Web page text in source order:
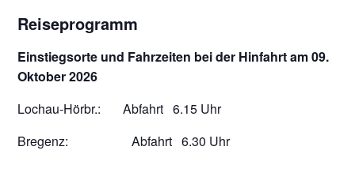
Reiseprogramm
Einstiegsorte und Fahrzeiten bei der Hinfahrt am 09.
Oktober 2026
Lochau-Hörbr.: Abfahrt 6.15 Uhr
Bregenz: Abfahrt 6.30 Uhr